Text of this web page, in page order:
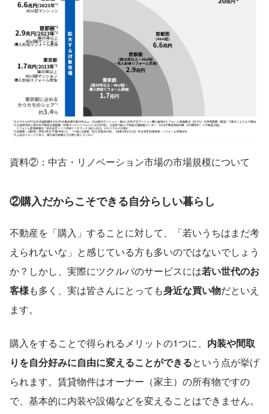
資料②：中古・リノベーション市場の市場規模について
②購入だからこそできる自分らしい暮らし
不動産を「購入」することに対して、「若いうちはまだ考
えられないな」と感じている方も多いのではないでしょう
か？しかし、実際にツクルバのサービスには若い世代のお
客様も多く、実は皆さんにとっても身近な買い物だといえ
ます。
購入をすることで得られるメリットの1つに、 内装や間取
りを自分好みに自由に変えることができるという点が挙げ
られます。賃貸物件はオーナー（家主）の所有物ですの
で、基本的に内装や設備などを変えることはできません。